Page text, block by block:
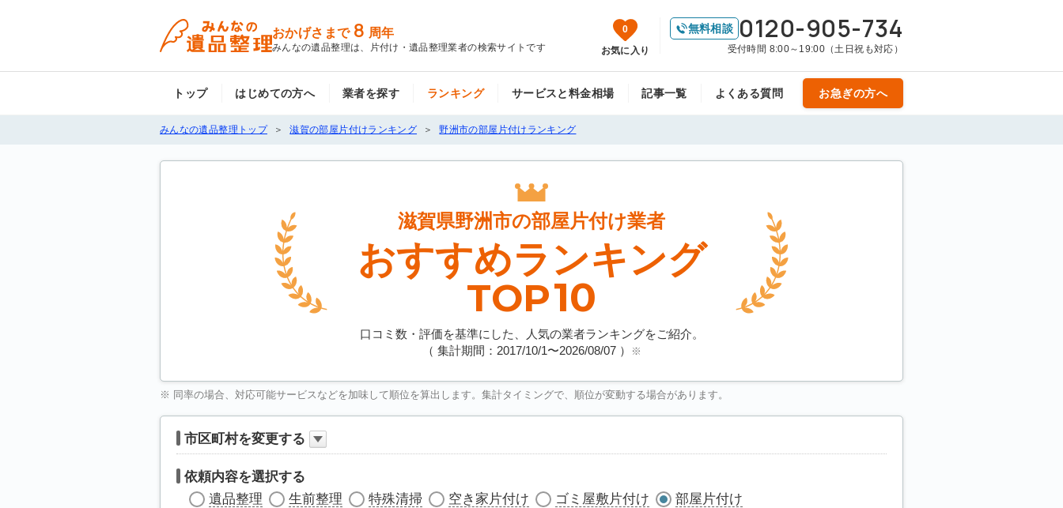
おかげさまで 8 周年
みんなの遺品整理は、片付け・遺品整理業者の検索サイトです
0
お気に入り
無料相談 0120-905-734
受付時間 8:00～19:00（土日祝も対応）
トップ はじめての方へ 業者を探す ランキング サービスと料金相場 記事一覧 よくある質問 お急ぎの方へ
みんなの遺品整理トップ 滋賀の部屋片付けランキング 野洲市の部屋片付けランキング
滋賀県野洲市の部屋片付け業者
おすすめランキング
TOP10
口コミ数・評価を基準にした、人気の業者ランキングをご紹介。
（ 集計期間：2017/10/1〜2026/08/07） ※
※ 同率の場合、対応可能サービスなどを加味して順位を算出します。集計タイミングで、順位が変動する場合があります。
市区町村を変更する
依頼内容を選択する
遺品整理
生前整理 特殊清掃 空き家片付け ゴミ屋敷片付け 部屋片付け